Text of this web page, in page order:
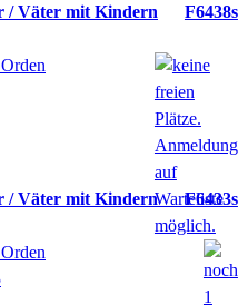
Väter mit Kindern
F6438s
/ Väter mit Kindern
F6433s